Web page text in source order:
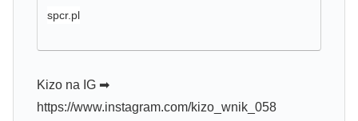
spcr.pl
Kizo na IG ➡
https://www.instagram.com/kizo_wnik_058